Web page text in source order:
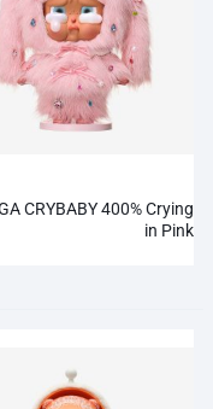
CRYBABY 400% Crying
in Pink